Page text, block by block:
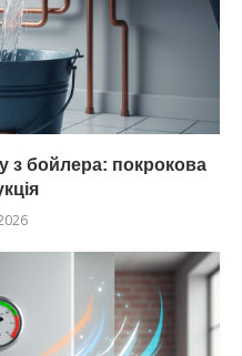
з бойлера: покрокова